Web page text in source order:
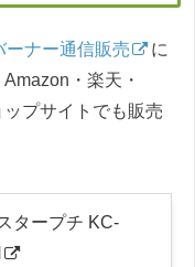
ーナー通信販売
に
・楽天・
プサイトでも販売
タープチ KC-